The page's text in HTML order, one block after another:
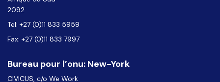
2092
Tel: +27 (0)11 833 5959
Fax: +27 (0)11 833 7997
Bureau pour l’onu: New-York
CIVICUS, c/o We Work